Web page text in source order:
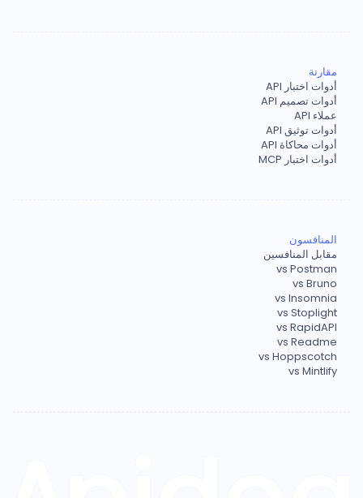
مقارنة
أدوات اختبار API
أدوات تصميم API
عملاء API
أدوات توثيق API
أدوات محاكاة API
أدوات اختبار MCP
المنافسون
مقابل المنافسين
vs Postman
vs Bruno
vs Insomnia
vs Stoplight
vs RapidAPI
vs Readme
vs Hoppscotch
vs Mintlify